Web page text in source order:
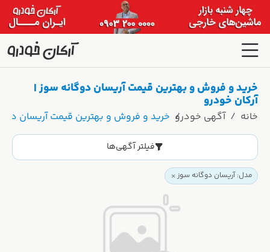
خرید و فروش و بهترین قیمت آریسان دوگانه سوز |
آرکان خودرو
خانه آگهی خودرو خرید و فروش و بهترین قیمت آریسان
فیلتر آگهی‌ها
مدل: آریسان دوگانه سوز